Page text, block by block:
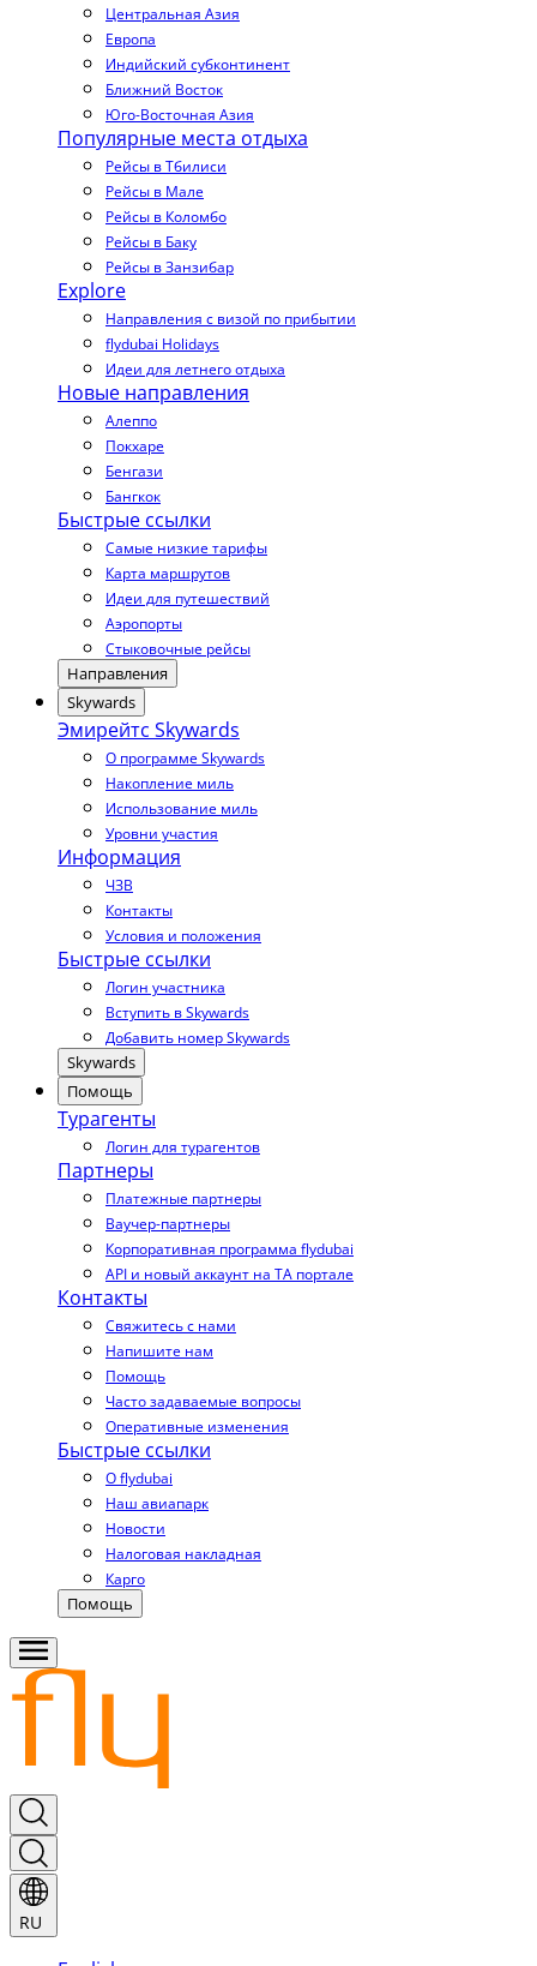
Центральная Азия
Европа
Индийский субконтинент
Ближний Восток
Юго-Восточная Азия
Популярные места отдыха
Рейсы в Тбилиси
Рейсы в Мале
Рейсы в Коломбо
Рейсы в Баку
Рейсы в Занзибар
Explore
Направления с визой по прибытии
flydubai Holidays
Идеи для летнего отдыха
Новые направления
Алеппо
Покхаре
Бенгази
Бангкок
Быстрые ссылки
Самые низкие тарифы
Карта маршрутов
Идеи для путешествий
Аэропорты
Стыковочные рейсы
Направления
Skywards
Эмирейтс Skywards
О программе Skywards
Накопление миль
Использование миль
Уровни участия
Информация
ЧЗВ
Контакты
Условия и положения
Быстрые ссылки
Логин участника
Вступить в Skywards
Добавить номер Skywards
Skywards
Помощь
Турагенты
Логин для турагентов
Партнеры
Платежные партнеры
Ваучер-партнеры
Корпоративная программа flydubai
API и новый аккаунт на TA портале
Контакты
Свяжитесь с нами
Напишите нам
Помощь
Часто задаваемые вопросы
Оперативные изменения
Быстрые ссылки
О flydubai
Наш авиапарк
Новости
Налоговая накладная
Карго
Помощь
RU